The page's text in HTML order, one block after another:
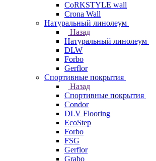
CoRKSTYLE wall
Crona Wall
Натуральный линолеум
Назад
Натуральный линолеум
DLW
Forbo
Gerflor
Спортивные покрытия
Назад
Спортивные покрытия
Condor
DLV Flooring
EcoStep
Forbo
FSG
Gerflor
Grabo